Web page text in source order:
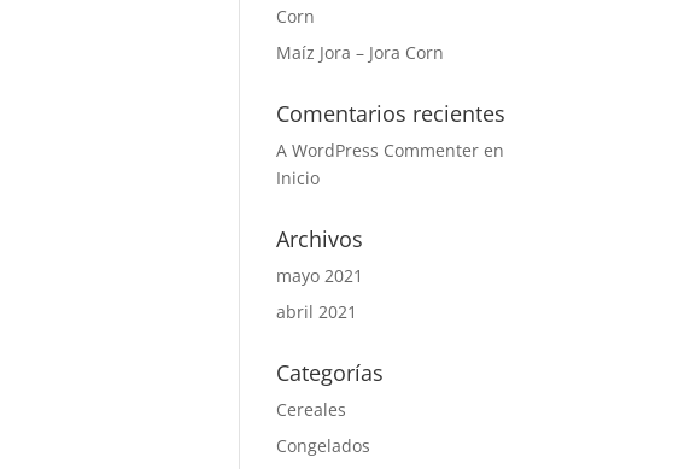
Corn
Maíz Jora – Jora Corn
Comentarios recientes
A WordPress Commenter en
Inicio
Archivos
mayo 2021
abril 2021
Categorías
Cereales
Congelados